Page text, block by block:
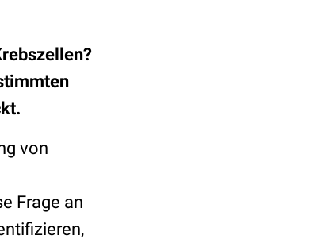
von
Frage an